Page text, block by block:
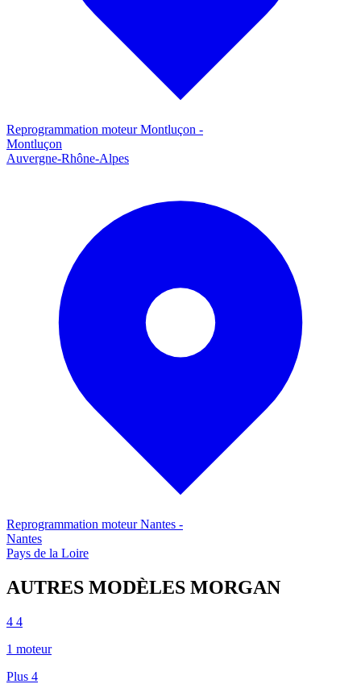
Reprogrammation moteurMontluçon -
Montluçon
Auvergne-Rhône-Alpes
Reprogrammation moteurNantes -
Nantes
Pays de la Loire
AUTRES MODÈLES MORGAN
4 4
1 moteur
Plus 4